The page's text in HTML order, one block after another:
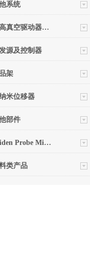
系统
超高真空驱动器部件
源及控制器
架
米位移器
部件
Leiden Probe Microscopy
类产品